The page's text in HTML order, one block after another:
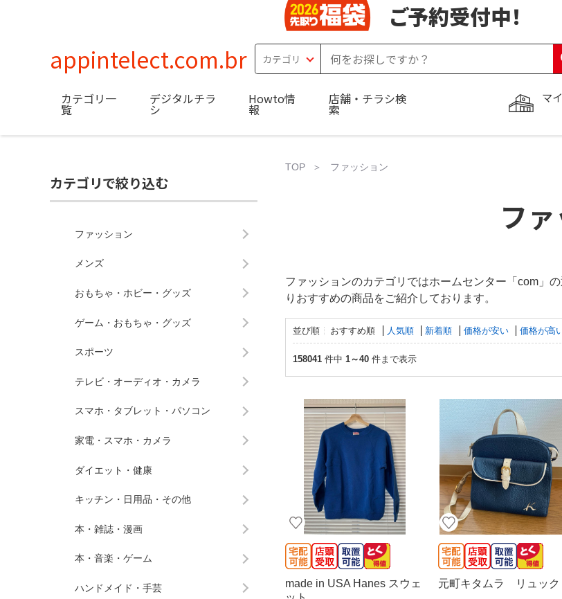
ご予約受付中！
appintelect.com.br
マ
カテゴリ一
覧
デジタルチラ
シ
Howto情
報
店舗・チラシ検
索
TOP ファッション
フ
ファッションのカテゴリではホームセンター「com」
りおすすめの商品をご紹介しております。
並び順 おすすめ順 人気順 新着順 価格が安い 価格が高
158041 件中 1～40 件まで表示
made in USA Hanes スウェ
元町キタムラ リュック
カテゴリで絞り込む
ファッション
メンズ
おもちゃ・ホビー・グッズ
ゲーム・おもちゃ・グッズ
スポーツ
テレビ・オーディオ・カメラ
スマホ・タブレット・パソコン
家電・スマホ・カメラ
ダイエット・健康
キッチン・日用品・その他
本・雑誌・漫画
本・音楽・ゲーム
ハンドメイド・手芸